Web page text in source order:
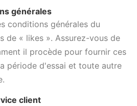
générales
conditions générales du
de « likes ». Assurez-vous de
il procède pour fournir ces
période d'essai et toute autre
client